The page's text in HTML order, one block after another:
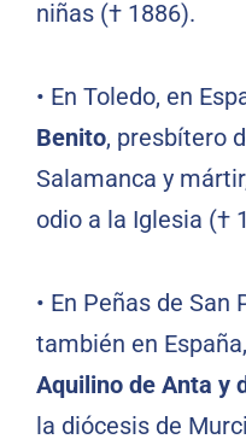
niñas († 1886).
• En Toledo, en
Benito, presbítero
Salamanca y
odio a la Iglesia (†
• En Peñas de San
también en
Aquilino de Anta y
la diócesis de